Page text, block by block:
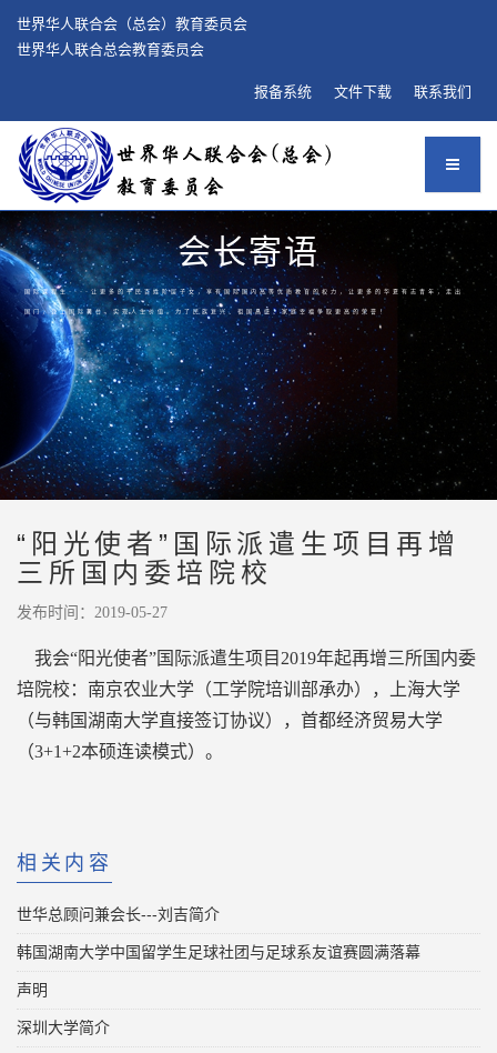
世界华人联合会（总会）教育委员会
世界华人联合总会教育委员会
报备系统 文件下载 联系我们
会长寄语
国际课程生----让更多的平民百姓阶层子女，享有国际国内高等优质教育的权力，让更多的华夏有志青年，走出
国门，登上国际舞台，实现人生价值。为了民族复兴、祖国昌盛、家庭幸福争取更高的荣誉！
“阳光使者”国际派遣生项目再增
三所国内委培院校
发布时间：2019-05-27
我会“阳光使者”国际派遣生项目2019年起再增三所国内委
培院校：南京农业大学（工学院培训部承办），上海大学
（与韩国湖南大学直接签订协议），首都经济贸易大学
（3+1+2本硕连读模式）。
相关内容
世华总顾问兼会长---刘吉简介
韩国湖南大学中国留学生足球社团与足球系友谊赛圆满落幕
声明
深圳大学简介